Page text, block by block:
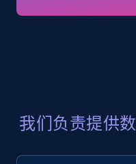
Mouser - Products
part number,
我们负责提供